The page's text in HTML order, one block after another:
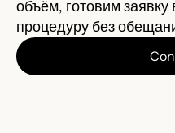
объём, готовим
процедуру без